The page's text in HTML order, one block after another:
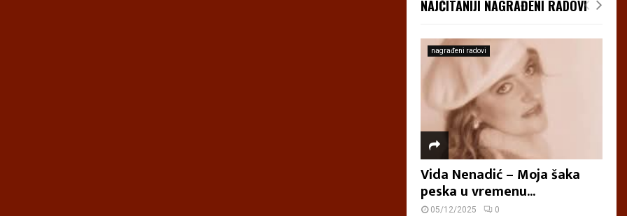
NAJČITANIJI NAGRAĐENI RADOVI
nagrađeni radovi
Vida Nenadić – Moja šaka
peska u vremenu...
05/12/2025 0